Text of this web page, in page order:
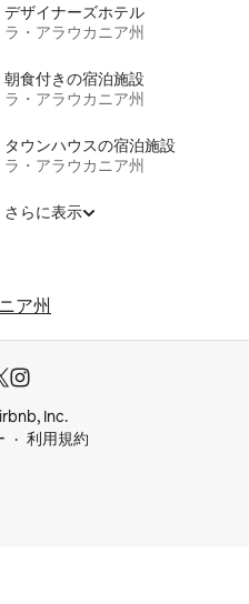
デザイナーズホテル
ラ・アラウカニア州
朝食付きの宿泊施設
ラ・アラウカニア州
タウンハウスの宿泊施設
ラ・アラウカニア州
さらに表示
ア州
Inc.
利用規約